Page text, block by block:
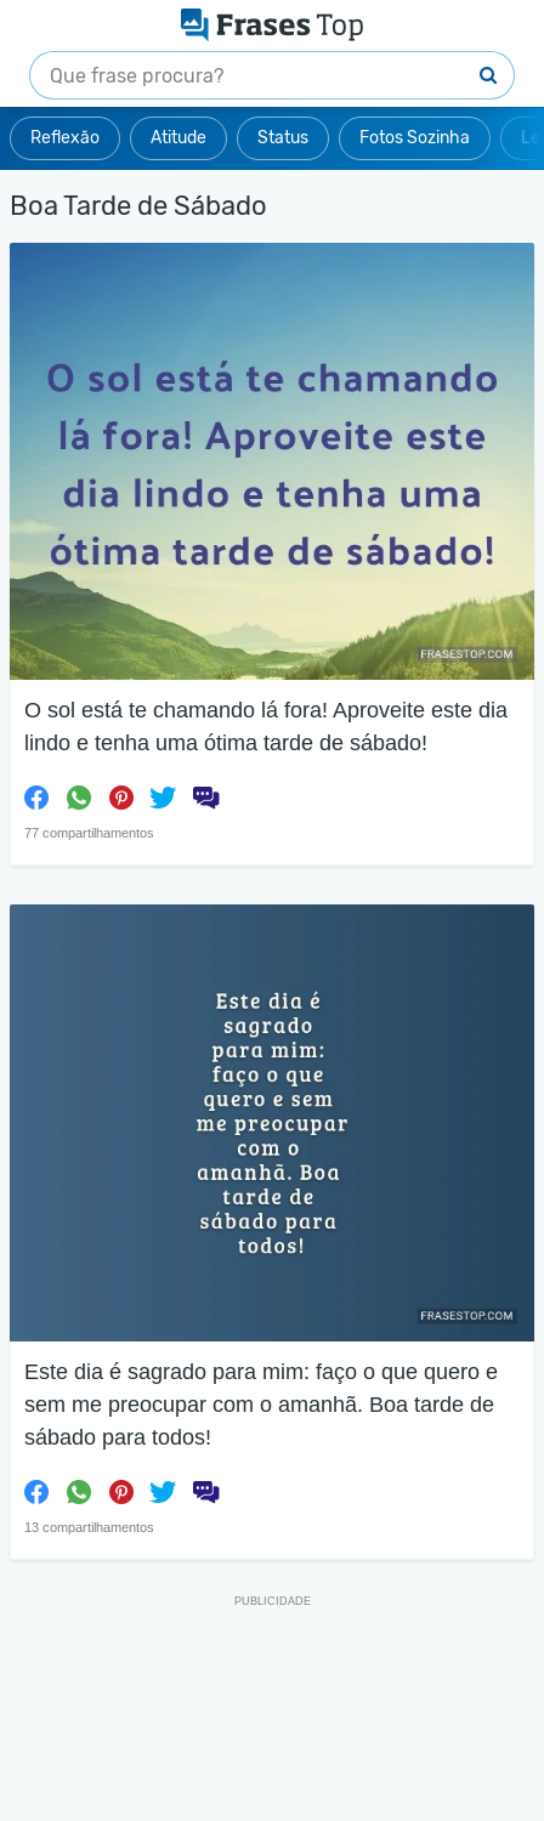
Reflexão Atitude Status Fotos Sozinha
Boa Tarde de Sábado
O sol está te chamando lá fora! Aproveite este dia
lindo e tenha uma ótima tarde de sábado!
77 compartilhamentos
Este dia é sagrado para mim: faço o que quero e
sem me preocupar com o amanhã. Boa tarde de
sábado para todos!
13 compartilhamentos